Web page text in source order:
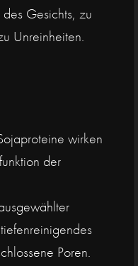
Gesichts, zu
Unreinheiten.
wirken
der
Poren.